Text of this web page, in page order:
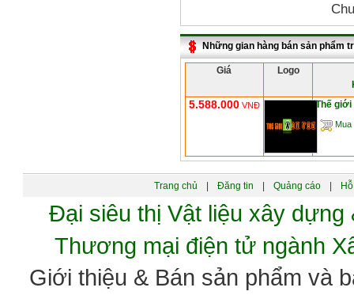
Những gian hàng bán sản phẩm
Giá
Logo
5.588.000 VNĐ Thế
Mua
Trang chủ Đăng tin Quảng cáo
Đại siêu thị Vật liệu xây
Thương mại điện tử ngành
Giới thiệu & Bán sản phẩm và